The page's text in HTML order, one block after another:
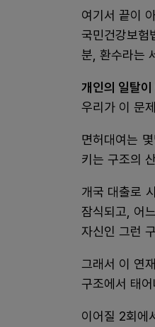
여기서 끝이
국민건강보험
분, 환수라는
개인의 일탈
우리가 이 문
면허대여는
키는 구조의
개국 대출로
잠식되고, 어
자신인 그런
그래서 이 연
구조에서 태
이어질 2회에